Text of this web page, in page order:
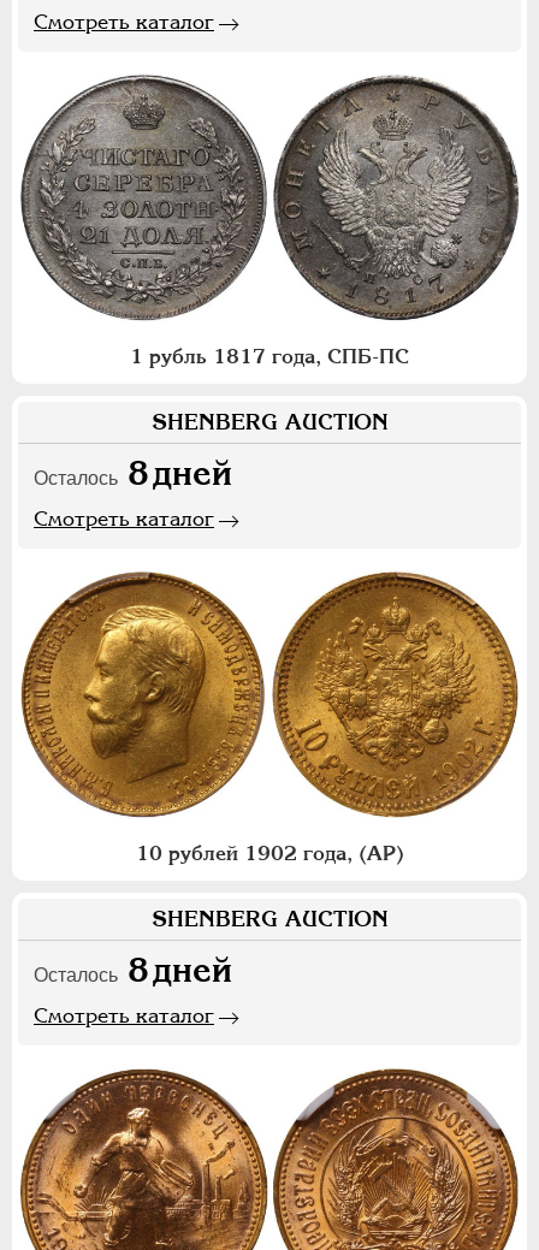
Смотреть каталог
1 рубль 1817 года, СПБ-ПС
SHENBERG AUCTION
Осталось 8дней
Смотреть каталог
10 рублей 1902 года, (АР)
SHENBERG AUCTION
Осталось 8дней
Смотреть каталог